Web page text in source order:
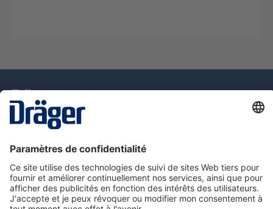
pour la vie
Assistance téléphonique
A propos de Dräger
Information